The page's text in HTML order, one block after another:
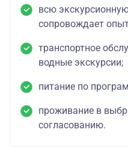
всю
сопровождает
транспортное
водные экскурсии;
питание по
проживание в
согласованию.